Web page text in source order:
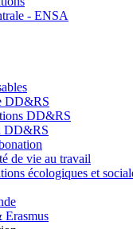
- ENSA
DD&RS
DD&RS
DD&RS
de vie au travail
écologiques et
Erasmus